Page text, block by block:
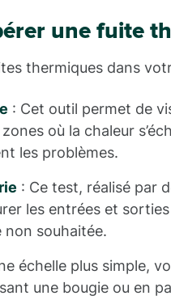
une fuite
thermiques dans
: Cet outil permet de
où la chaleur
les problèmes.
: Ce test, réalisé par
les entrées et
non souhaitée.
échelle plus simple,
une bougie ou en